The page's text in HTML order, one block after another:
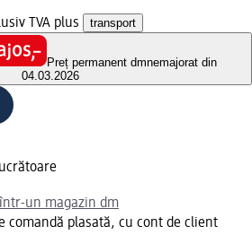
TVA plus transport
Preț permanent dmnemajorat din
04.03.2026
un magazin dm
comandă plasată, cu cont de client